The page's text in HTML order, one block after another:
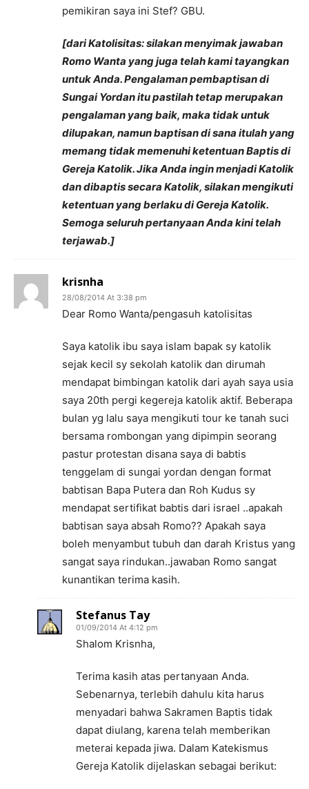
pemikiran saya ini Stef? GBU.
[dari Katolisitas: silakan menyimak jawaban
Romo Wanta yang juga telah kami tayangkan
untuk Anda. Pengalaman pembaptisan di
Sungai Yordan itu pastilah tetap merupakan
pengalaman yang baik, maka tidak untuk
dilupakan, namun baptisan di sana itulah yang
memang tidak memenuhi ketentuan Baptis di
Gereja Katolik. Jika Anda ingin menjadi Katolik
dan dibaptis secara Katolik, silakan mengikuti
ketentuan yang berlaku di Gereja Katolik.
Semoga seluruh pertanyaan Anda kini telah
terjawab.]
krisnha
28/08/2014 At 3:38 pm
Dear Romo Wanta/pengasuh katolisitas
Saya katolik ibu saya islam bapak sy katolik
sejak kecil sy sekolah katolik dan dirumah
mendapat bimbingan katolik dari ayah saya usia
saya 20th pergi kegereja katolik aktif. Beberapa
bulan yg lalu saya mengikuti tour ke tanah suci
bersama rombongan yang dipimpin seorang
pastur protestan disana saya di babtis
tenggelam di sungai yordan dengan format
babtisan Bapa Putera dan Roh Kudus sy
mendapat sertifikat babtis dari israel ..apakah
babtisan saya absah Romo?? Apakah saya
boleh menyambut tubuh dan darah Kristus yang
sangat saya rindukan..jawaban Romo sangat
kunantikan terima kasih.
Stefanus Tay
01/09/2014 At 4:12 pm
Shalom Krisnha,
Terima kasih atas pertanyaan Anda.
Sebenarnya, terlebih dahulu kita harus
menyadari bahwa Sakramen Baptis tidak
dapat diulang, karena telah memberikan
meterai kepada jiwa. Dalam Katekismus
Gereja Katolik dijelaskan sebagai berikut: